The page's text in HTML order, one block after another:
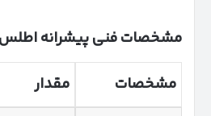
مشخصات فنی پیشرانه اطلس
مشخصات
مقدار